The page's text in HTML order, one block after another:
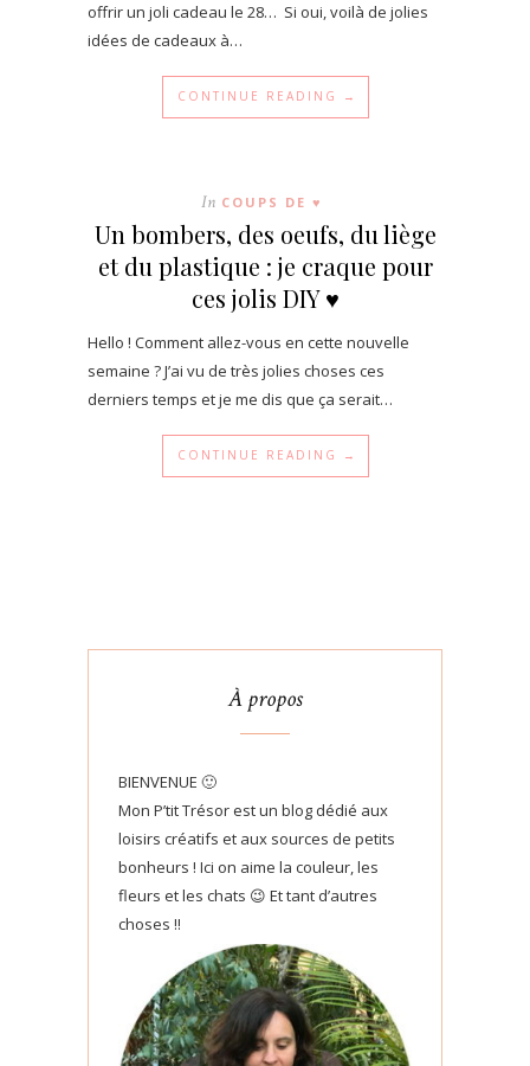
offrir un joli cadeau le 28… Si oui, voilà de jolies
idées de cadeaux à…
CONTINUE READING →
In COUPS DE ♥
Un bombers, des oeufs, du liège
et du plastique : je craque pour
ces jolis DIY ♥
Hello ! Comment allez-vous en cette nouvelle
semaine ? J’ai vu de très jolies choses ces
derniers temps et je me dis que ça serait…
CONTINUE READING →
À propos
BIENVENUE 🙂
Mon P’tit Trésor est un blog dédié aux
loisirs créatifs et aux sources de petits
bonheurs ! Ici on aime la couleur, les
fleurs et les chats 😉 Et tant d’autres
choses !!